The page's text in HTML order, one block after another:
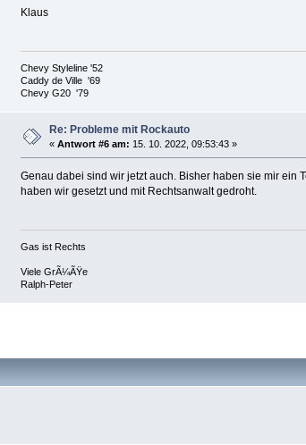
Klaus
Chevy Styleline '52
Caddy de Ville '69
Chevy G20 '79
Re: Probleme mit Rockauto
«Antwort #6 am: 15. 10. 2022, 09:53:43 »
Genau dabei sind wir jetzt auch. Bisher haben sie mir ein
haben wir gesetzt und mit Rechtsanwalt gedroht.
Gas ist Rechts
Viele GrÃ¼ÃŸe
Ralph-Peter